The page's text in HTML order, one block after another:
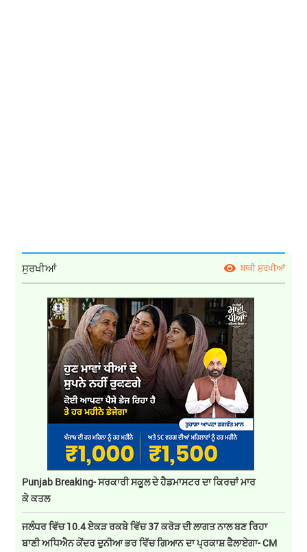
ਸੁਰਖੀਆਂ ਬਾਕੀ ਸੁਰਖੀਆਂ
Punjab Breaking- ਸਰਕਾਰੀ ਸਕੂਲ ਦੇ ਹੈਡਮਾਸਟਰ ਦਾ ਕਿਰਚਾਂ ਮਾਰ
ਕੇ ਕਤਲ
ਜਲੰਧਰ ਵਿੱਚ 10.4 ਏਕੜ ਰਕਬੇ ਵਿੱਚ 37 ਕਰੋੜ ਦੀ ਲਾਗਤ ਨਾਲ ਬਣ ਰਿਹਾ
ਬਾਣੀ ਅਧਿਐਨ ਕੇਂਦਰ ਦੁਨੀਆ ਭਰ ਵਿੱਚ ਗਿਆਨ ਦਾ ਪ੍ਰਕਾਸ਼ ਫੈਲਾਏਗਾ- CM